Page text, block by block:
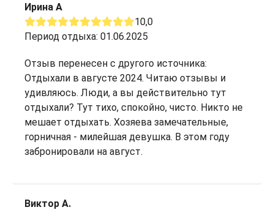
Ирина А
10,0
Период отдыха: 01.06.2025
Отзыв перенесен с другого источника:
Отдыхали в августе 2024. Читаю отзывы и
удивляюсь. Люди, а вы действительно тут
отдыхали? Тут тихо, спокойно, чисто. Никто не
мешает отдыхать. Хозяева замечательные,
горничная - милейшая девушка. В этом году
забронировали на август.
Виктор А.